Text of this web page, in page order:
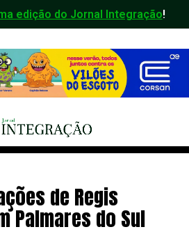
edição do Jornal Integração!
de Regis
Palmares do Sul